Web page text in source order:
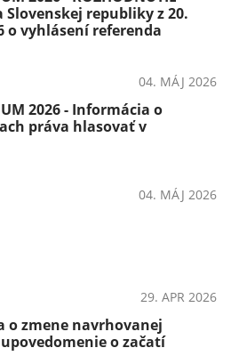
Slovenskej republiky z 20.
o vyhlásení referenda
04. MÁJ 2026
2026 - Informácia o
práva hlasovať v
04. MÁJ 2026
29. APR 2026
o zmene navrhovanej
o začatí